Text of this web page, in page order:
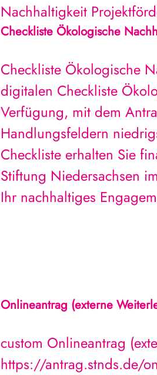
Nachhaltigkeit
Checkliste Ökologische
Checkliste Ökologische
digitalen Checkliste
Verfügung, mit dem
Handlungsfeldern
Checkliste erhalten Sie
Stiftung Niedersachsen
Ihr nachhaltiges
Onlineantrag (externe
custom Onlineantrag
https://antrag.stnds.de/